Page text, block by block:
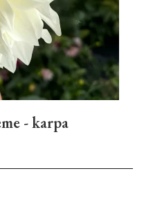
- karpa